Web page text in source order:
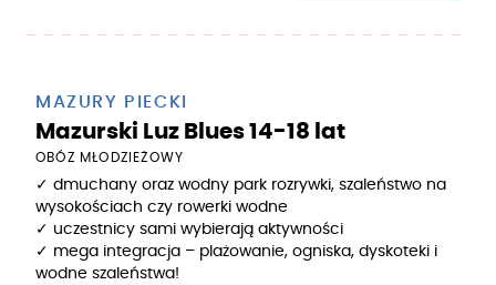
MAZURY PIECKI
Mazurski Luz Blues 14-18 lat
OBÓZ MŁODZIEŻOWY
✓ dmuchany oraz wodny park rozrywki, szaleństwo na
wysokościach czy rowerki wodne
✓ uczestnicy sami wybierają aktywności
✓ mega integracja – plażowanie, ogniska, dyskoteki i
wodne szaleństwa!